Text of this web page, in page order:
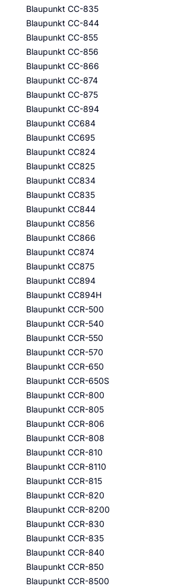
Blaupunkt CC-835
Blaupunkt CC-844
Blaupunkt CC-855
Blaupunkt CC-856
Blaupunkt CC-866
Blaupunkt CC-874
Blaupunkt CC-875
Blaupunkt CC-894
Blaupunkt CC684
Blaupunkt CC695
Blaupunkt CC824
Blaupunkt CC825
Blaupunkt CC834
Blaupunkt CC835
Blaupunkt CC844
Blaupunkt CC856
Blaupunkt CC866
Blaupunkt CC874
Blaupunkt CC875
Blaupunkt CC894
Blaupunkt CC894H
Blaupunkt CCR-500
Blaupunkt CCR-540
Blaupunkt CCR-550
Blaupunkt CCR-570
Blaupunkt CCR-650
Blaupunkt CCR-650S
Blaupunkt CCR-800
Blaupunkt CCR-805
Blaupunkt CCR-806
Blaupunkt CCR-808
Blaupunkt CCR-810
Blaupunkt CCR-8110
Blaupunkt CCR-815
Blaupunkt CCR-820
Blaupunkt CCR-8200
Blaupunkt CCR-830
Blaupunkt CCR-835
Blaupunkt CCR-840
Blaupunkt CCR-850
Blaupunkt CCR-8500